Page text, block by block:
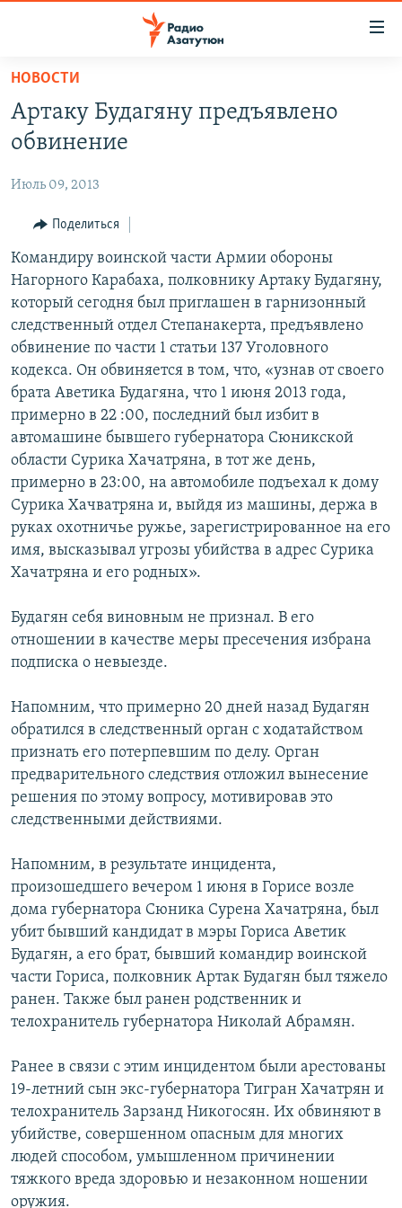
Перейти
основному
содержанию
навигации
Перейти
поиску
НОВОСТИ
ОБЩЕСТВО
ЭКОНОМИКА
РЕГИОН
НАГОРНЫЙ КАРАБАХ
КУЛЬТУРА
СПОРТ
АРХИВ
Հայերեն
English
Русский
Все сайты Радио Азатутюн
НОВОСТИ
Артаку Будагяну предъявлено
обвинение
Июль 09, 2013
Поделиться
Командиру воинской части Армии обороны
Нагорного Карабаха, полковнику Артаку Будагяну,
который сегодня был приглашен в гарнизонный
следственный отдел Степанакерта, предъявлено
обвинение по части 1 статьи 137 Уголовного
кодекса. Он обвиняется в том, что, «узнав от своего
брата Аветика Будагяна, что 1 июня 2013 года,
примерно в 22 :00, последний был избит в
автомашине бывшего губернатора Сюникской
области Сурика Хачатряна, в тот же день,
примерно в 23:00, на автомобиле подъехал к дому
Сурика Хачватряна и, выйдя из машины, держа в
руках охотничье ружье, зарегистрированное на его
имя, высказывал угрозы убийства в адрес Сурика
Хачатряна и его родных».
Будагян себя виновным не признал. В его
отношении в качестве меры пресечения избрана
подписка о невыезде.
Напомним, что примерно 20 дней назад Будагян
обратился в следственный орган с ходатайством
признать его потерпевшим по делу. Орган
предварительного следствия отложил вынесение
решения по этому вопросу, мотивировав это
следственными действиями.
Напомним, в результате инцидента,
произошедшего вечером 1 июня в Горисе возле
дома губернатора Сюника Сурена Хачатряна, был
убит бывший кандидат в мэры Гориса Аветик
Будагян, а его брат, бывший командир воинской
части Гориса, полковник Артак Будагян был тяжело
ранен. Также был ранен родственник и
телохранитель губернатора Николай Абрамян.
Ранее в связи с этим инцидентом были арестованы
19-летний сын экс-губернатора Тигран Хачатрян и
телохранитель Зарзанд Никогосян. Их обвиняют в
убийстве, совершенном опасным для многих
людей способом, умышленном причинении
тяжкого вреда здоровью и незаконном ношении
оружия.